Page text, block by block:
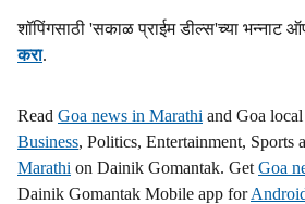
शॉपिंगसाठी 'सकाळ प्राईम डील्स'च्या भन्नाट
करा.
Read Goa news in Marathi and Goa
Business, Politics, Entertainment, Sports
Marathi on Dainik Gomantak. Get Goa
Dainik Gomantak Mobile app for